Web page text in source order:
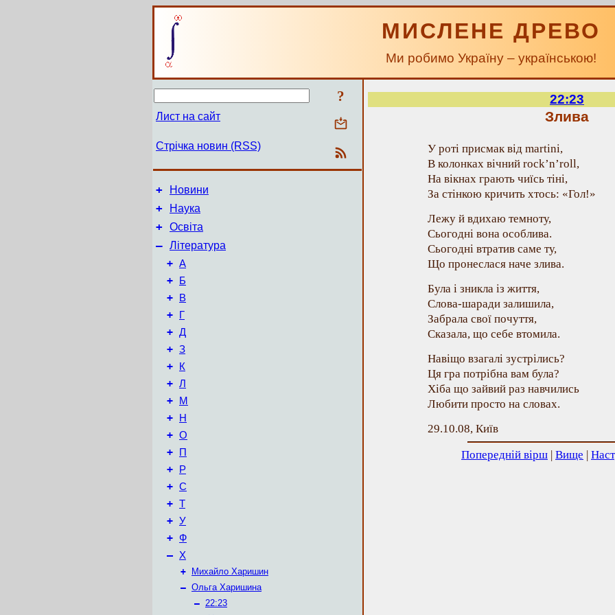
МИСЛЕНЕ ДРЕВО
Ми робимо Україну – українською!
?
Лист на сайт
Стрічка новин (RSS)
+ Новини
+ Наука
+ Освіта
– Література
+ А
+ Б
+ В
+ Г
+ Д
+ З
+ К
+ Л
+ М
+ Н
+ О
+ П
+ Р
+ С
+ Т
+ У
+ Ф
– Х
+
Михайло Харишин
– Ольга Харишина
– 22:23
22:23
Злива
У роті присмак від martini,
В колонках вічний rock’n’roll,
На вікнах грають чиїсь тіні,
За стінкою кричить хтось: «Гол!»
Лежу й вдихаю темноту,
Сьогодні вона особлива.
Сьогодні втратив саме ту,
Що пронеслася наче злива.
Була і зникла із життя,
Слова-шаради залишила,
Забрала свої почуття,
Сказала, що себе втомила.
Навіщо взагалі зустрілись?
Ця гра потрібна вам була?
Хіба що зайвий раз навчились
Любити просто на словах.
29.10.08, Київ
Попередній вірш | Вище |